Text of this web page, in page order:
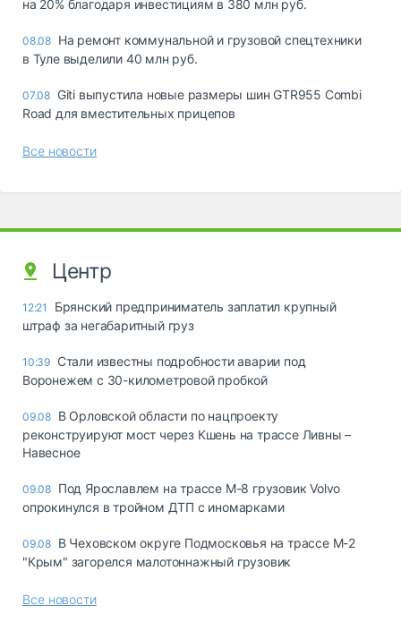
на 20% благодаря инвестициям в 380 млн руб.
08.08 На ремонт коммунальной и грузовой спецтехники
в Туле выделили 40 млн руб.
07.08 Giti выпустила новые размеры шин GTR955 Combi
Road для вместительных прицепов
Все новости
Центр
12:21
Брянский предприниматель заплатил крупный
штраф за негабаритный груз
10:39 Стали известны подробности аварии под
Воронежем с 30-километровой пробкой
09.08 В Орловской области по нацпроекту
реконструируют мост через Кшень на трассе Ливны –
Навесное
09.08 Под Ярославлем на трассе М-8 грузовик Volvo
опрокинулся в тройном ДТП с иномарками
09.08 В Чеховском округе Подмосковья на трассе М-2
"Крым" загорелся малотоннажный грузовик
Все новости